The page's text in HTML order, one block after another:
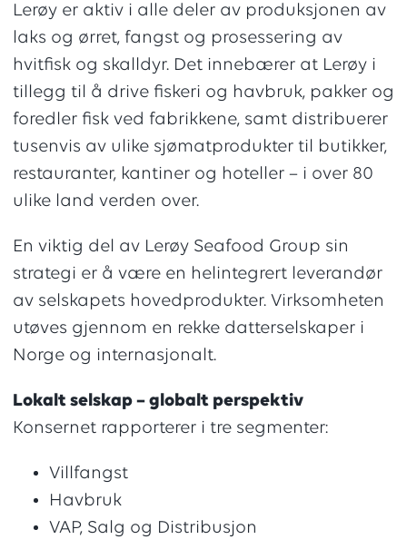
Lerøy er aktiv i alle deler av produksjonen av
laks og ørret, fangst og prosessering av
hvitfisk og skalldyr. Det innebærer at Lerøy i
tillegg til å drive fiskeri og havbruk, pakker og
foredler fisk ved fabrikkene, samt distribuerer
tusenvis av ulike sjømatprodukter til butikker,
restauranter, kantiner og hoteller – i over 80
ulike land verden over.
En viktig del av Lerøy Seafood Group sin
strategi er å være en helintegrert leverandør
av selskapets hovedprodukter. Virksomheten
utøves gjennom en rekke datterselskaper i
Norge og internasjonalt.
Lokalt selskap – globalt perspektiv
Konsernet rapporterer i tre segmenter:
Villfangst
Havbruk
VAP, Salg og Distribusjon